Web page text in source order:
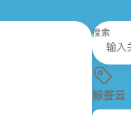
搜索
标签云